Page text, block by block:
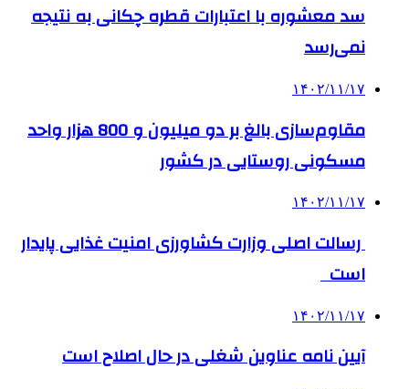
سد معشوره ‌با اعتبارات قطره چکانی به نتیجه
نمی‌رسد
۱۴۰۲/۱۱/۱۷
مقاوم‌سازی بالغ بر دو میلیون و 800 هزار واحد
مسکونی روستایی در کشور
۱۴۰۲/۱۱/۱۷
رسالت اصلی وزارت کشاورزی امنیت غذایی پایدار
است
۱۴۰۲/۱۱/۱۷
آیین نامه عناوین شغلی در حال اصلاح است